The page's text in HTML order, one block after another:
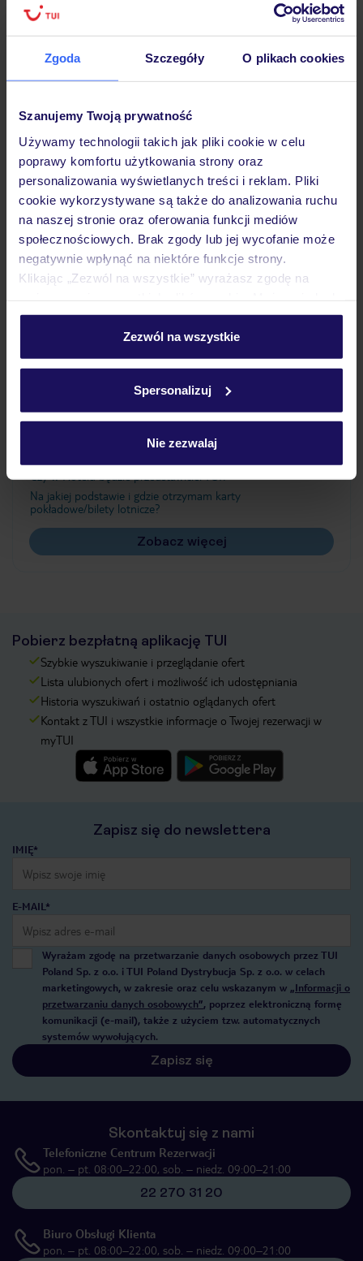
Zgoda Szczegóły O plikach cookies
Szanujemy Twoją prywatność
Używamy technologii takich jak pliki cookie w celu
poprawy komfortu użytkowania strony oraz
personalizowania wyświetlanych treści i reklam. Pliki
cookie wykorzystywane są także do analizowania ruchu
na naszej stronie oraz oferowania funkcji mediów
społecznościowych. Brak zgody lub jej wycofanie może
negatywnie wpłynąć na niektóre funkcje strony.
Klikając „Zezwól na wszystkie” wyrażasz zgodę na
personalizować swój wybór wchodząc w zakładkę
Szczegółowe informacje o plikach cookie znajdziesz
Zezwól na wszystkie
Spersonalizuj
Nie zezwalaj
Hotel
Pokoje
Wyżywienie
Ważne informacje
Czy w Hotelu będzie przedstawiciel TUI?
Na jakiej podstawie i gdzie otrzymam karty
pokładowe/bilety lotnicze?
Zobacz więcej
Pobierz bezpłatną aplikację TUI
Szybkie wyszukiwanie i przeglądanie ofert
Lista ulubionych ofert i możliwość ich udostępniania
Historia wyszukiwań i ostatnio oglądanych ofert
Kontakt z TUI i wszystkie informacje o Twojej rezerwacji w
myTUI
Zapisz się do newslettera
IMIĘ*
E-MAIL*
Wyrażam zgodę na przetwarzanie danych osobowych przez TUI
Poland Sp. z o.o. i TUI Poland Dystrybucja Sp. z o.o. w celach
marketingowych, w zakresie oraz celu wskazanym w „Informacji o
przetwarzaniu danych osobowych”, poprzez elektroniczną formę
komunikacji (e-mail), także z użyciem tzw. automatycznych
systemów wywołujących.
Zapisz się
Skontaktuj się z nami
Telefoniczne Centrum Rezerwacji
pon. – pt. 08:00–22:00, sob. – niedz. 09:00–21:00
22 270 31 20
Biuro Obsługi Klienta
pon. – pt. 08:00–22:00, sob. – niedz. 09:00–21:00